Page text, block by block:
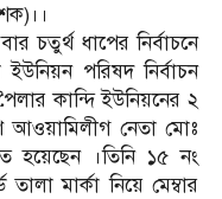
চতুর্থ ধাপের নির্বাচনে
পরিষদ নির্বাচন
কান্দি ইউনিয়নের ২
আওয়ামিলীগ নেতা মোঃ
হয়েছেন ।তিনি ১৫ নং
মার্কা নিয়ে মেম্বার